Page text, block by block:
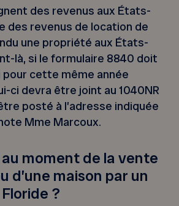
des revenus aux États-
des revenus de location de
une propriété aux États-
là, si le formulaire 8840 doit
cette même année
ci devra être joint au 1040NR
posté à l’adresse indiquée
Mme Marcoux.
au moment de la vente
d’une maison par un
?